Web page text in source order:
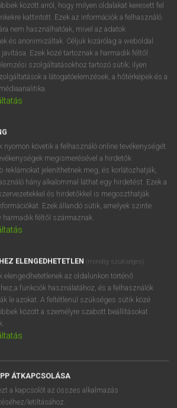
ELŐFIZETÉSED?
a teljes szócikk megtekintéséhez.
BELÉPÉS
ELŐFIZETÉSED?
és előfizetésem. A szótár 2 órás,
elindításához regisztrálok és
belépek.
REGISZTRÁCIÓ
SZÓTÁR
között arról, hogy milyen oldalakat keresett fel
kattintott. Ezek az információk a felhasználó
nem használhatóak, mivel az adatok
és anonimizáltak. Céljuk kizárólag a weboldal
Ezek közé tartoznak a harmadik féltől
szolgáltatásokhoz tartozó sütik; ilyen
a látogatóelemzések, a hőtérképek és a
nyomon követik a felhasználó online tevékenységét.
megismerésével a hirdetők
reklámokat jeleníthetnek meg, és korlátozhatják,
hány alkalommal láthat egy hirdetést. Ezek a
és hirdetőkkel is megoszthatják
Ezek állandó sütik, amelyek szinte
féltől származnak.
ELENGEDHETETLEN (mindig szükséges)
elengedhetetlenek az oldalunkon történő
funkciók használatához, és a felhasználók
le azokat. A feltétlenül szükséges sütik közé
között a személyre szabott beállításokat
ÁTKAPCSOLÁSA
a kapcsolót az összes alkalmazás
letiltásához.